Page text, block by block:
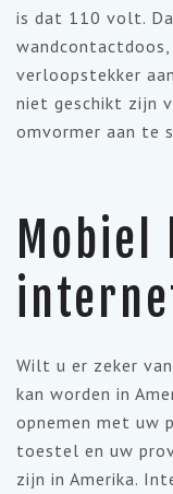
is dat 110 volt.
verloopstekker
niet geschikt zijn
omvormer aan te
Mobiel
Wilt u er zeker
kan worden in
opnemen met uw
toestel en uw
zijn in Amerika.